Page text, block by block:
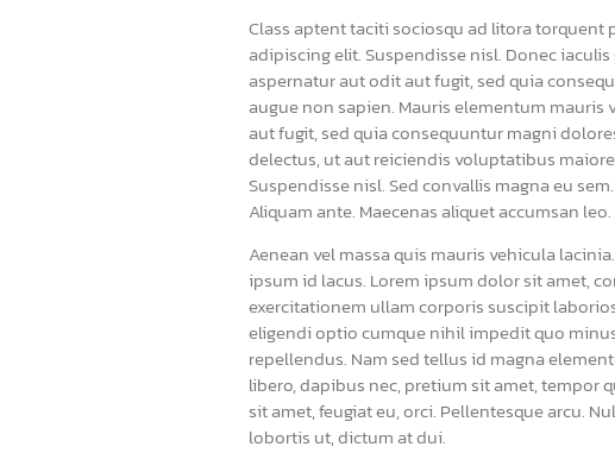
Class aptent taciti sociosqu ad litora
adipiscing elit. Suspendisse nisl. Donec
aspernatur aut odit aut fugit, sed quia
augue non sapien. Mauris elementum
aut fugit, sed quia consequuntur magni
delectus, ut aut reiciendis voluptatibus
Suspendisse nisl. Sed convallis magna eu
Aliquam ante. Maecenas aliquet accumsan
Aenean vel massa quis mauris vehicula
ipsum id lacus. Lorem ipsum dolor sit amet,
exercitationem ullam corporis suscipit
eligendi optio cumque nihil impedit quo
repellendus. Nam sed tellus id magna
libero, dapibus nec, pretium sit amet, tempor
sit amet, feugiat eu, orci. Pellentesque arcu.
lobortis ut, dictum at dui.